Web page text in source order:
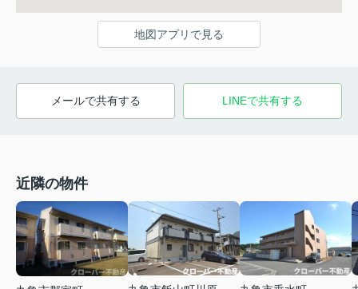
地図アプリで見る
メールで共有する LINEで共有する
近隣の物件